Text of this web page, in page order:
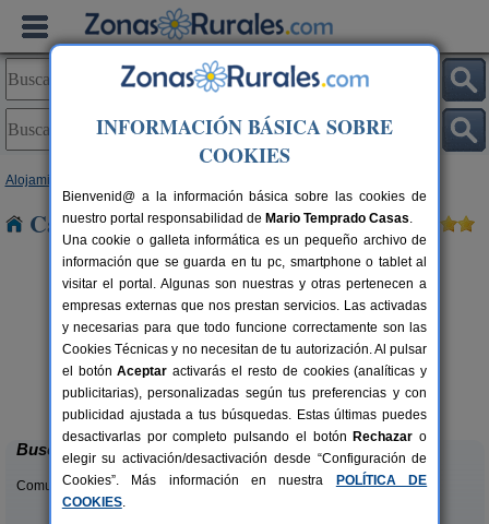
Alojamientos
Casas Rurales cerca de Labuerda
7+2 pers.
desde40 €
Mirador de La Herradura
Embún (Huesca)
Buscar
Comunidades:
INFORMACIÓN BÁSICA SOBRE
COOKIES
Bienvenid@ a la información básica sobre las cookies de
nuestro portal responsabilidad de Mario Temprado Casas.
Una cookie o galleta informática es un pequeño archivo de
información que se guarda en tu pc, smartphone o tablet al
visitar el portal. Algunas son nuestras y otras pertenecen a
empresas externas que nos prestan servicios. Las activadas
y necesarias para que todo funcione correctamente son las
Cookies Técnicas y no necesitan de tu autorización. Al pulsar
el botónAceptar activarás el resto de cookies (analíticas y
publicitarias), personalizadas según tus preferencias y con
publicidad ajustada a tus búsquedas. Estas últimas puedes
desactivarlas por completo pulsando el botón Rechazar o
elegir su activación/desactivación desde “Configuración de
Cookies”. Más información en nuestra
POLÍTICA DE
COOKIES.